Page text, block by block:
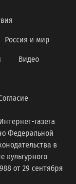
Россия и мир
Видео
газета
Федеральной
в
культурного
от 29 сентября